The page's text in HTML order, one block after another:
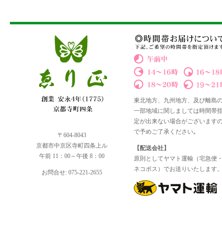
〒604-8043
京都市中京区寺町四条上ル
午前 11：00～午後 8：00
お問合せ: 075-221-2655
東北地方、九州地方、及び離島
一部地域に関しましては時間帯
定が出来ない場合がございます
で予めご了承ください｡
【配送会社】
原則としてヤマト運輸（宅急便
ネコポス）でお送りいたします